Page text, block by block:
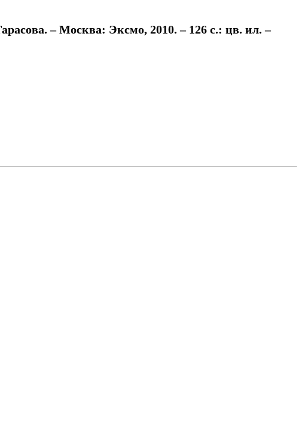
– Москва: Эксмо, 2010. – 126 с.: цв. ил. –